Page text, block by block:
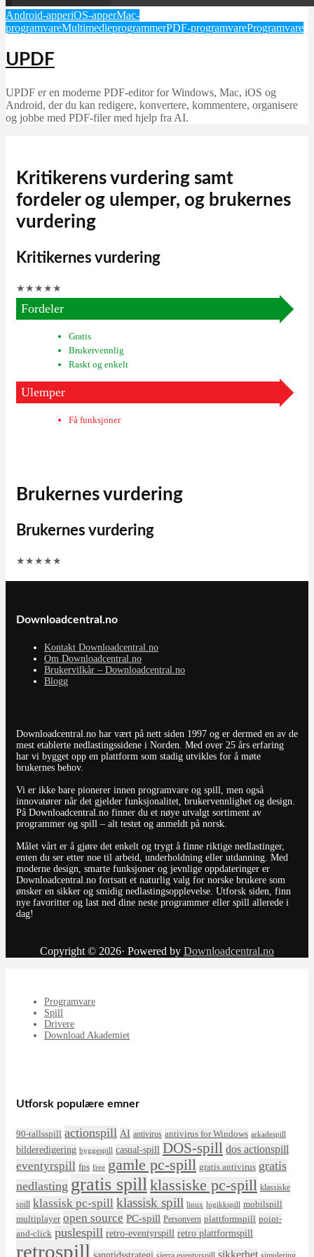
Android-apperiOS-apperMac-
programvareMultimedieprogrammerPDF-programvareProgramvare
UPDF
UPDF er en moderne PDF-editor for Windows, Mac, iOS og
Android, der du kan redigere, konvertere, kommentere, organisere
og jobbe med PDF-filer med hjelp fra AI.
Kritikerens vurdering samt
fordeler og ulemper, og brukernes
vurdering
Kritikernes vurdering
★ ★ ★ ★ ★
Fordeler
Gratis
Brukervennlig
Raskt og enkelt
Ulemper
Få funksjoner
Brukernes vurdering
Brukernes vurdering
★ ★ ★ ★ ★
Downloadcentral.no
Kontakt Downloadcentral.no
Om Downloadcentral.no
Brukervilkår – Downloadcentral.no
Blogg
Downloadcentral.no har vært på nett siden 1997 og er dermed en av de
mest etablerte nedlastingssidene i Norden. Med over 25 års erfaring
har vi bygget opp en plattform som stadig utvikles for å møte
brukernes behov.
Vi er ikke bare pionerer innen programvare og spill, men også
innovatører når det gjelder funksjonalitet, brukervennlighet og design.
På Downloadcentral.no finner du et nøye utvalgt sortiment av
programmer og spill – alt testet og anmeldt på norsk.
Målet vårt er å gjøre det enkelt og trygt å finne riktige nedlastinger,
enten du ser etter noe til arbeid, underholdning eller utdanning. Med
moderne design, smarte funksjoner og jevnlige oppdateringer er
Downloadcentral.no fortsatt et naturlig valg for norske brukere som
ønsker en sikker og smidig nedlastingsopplevelse. Utforsk siden, finn
nye favoritter og last ned dine neste programmer eller spill allerede i
dag!
Copyright © 2026· Powered by Downloadcentral.no
Programvare
Spill
Drivere
Download Akademiet
Utforsk populære emner
90-tallsspill actionspill AI antivirus antivirus for Windows arkadespill
bilderedigering byggespill casual-spill DOS-spill dos actionspill
eventyrspill fps free gamle pc-spill gratis antivirus gratis
nedlasting gratis spillklassiske pc-spill klassiske
spill klassisk pc-spill klassisk spill linux logikkspill mobilspill
multiplayer open source PC-spill Personvern plattformspill point-
and-click puslespill retro-eventyrspill retro plattformspill
retrospill sikkerhet